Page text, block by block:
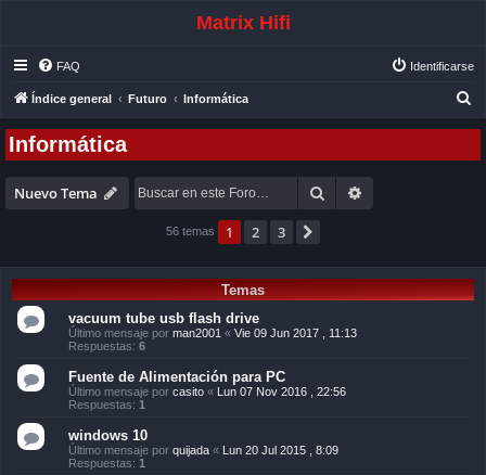
Matrix Hifi
FAQ Identificarse
Índice general Futuro Informática
Informática
Nuevo Tema Buscar
56 temas 1 2 3
Temas
vacuum tube usb flash drive
Último mensaje por man2001 « Vie 09 Jun 2017 , 11:13
Respuestas: 6
Fuente de Alimentación para PC
Último mensaje por casito « Lun 07 Nov 2016 , 22:56
Respuestas: 1
windows 10
Último mensaje por quijada « Lun 20 Jul 2015 , 8:09
Respuestas: 1